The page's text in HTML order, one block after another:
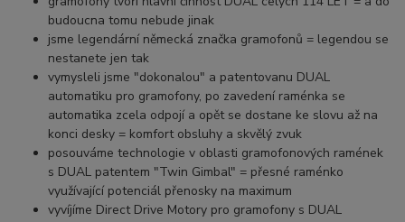
budoucna tomu nebude jinak
jsme legendární německá značka gramofonů = legendou se
nestanete jen tak
vymysleli jsme "dokonalou" a patentovanu DUAL
automatiku pro gramofony, po zavedení raménka se
automatika zcela odpojí a opět se dostane ke slovu až na
konci desky = komfort obsluhy a skvělý zvuk
posouváme technologie v oblasti gramofonových ramének
s DUAL patentem "Twin Gimbal" = přesné raménko
využívající potenciál přenosky na maximum
vyvíjíme Direct Drive Motory pro gramofony s DUAL